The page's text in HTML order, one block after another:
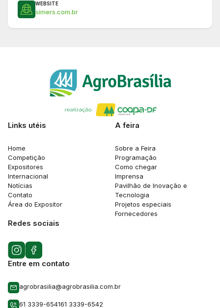
WEBSITE
simers.com.br
Links utéis
Home
Competição
Expositores
Internacional
Notícias
Contato
Área do Expositor
A feira
Sobre a Feira
Programação
Como chegar
Imprensa
Pavilhão de Inovação e
Tecnologia
Projetos especiais
Fornecedores
Redes sociais
Entre em contato
agrobrasilia@agrobrasilia.com.br
61 3339-654161 3339-6542